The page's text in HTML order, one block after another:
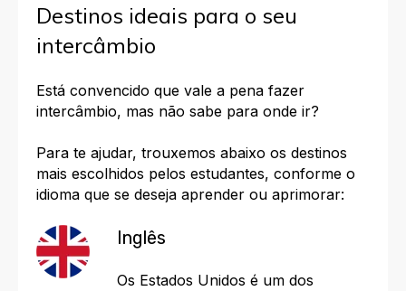
Destinos ideais para o seu
intercâmbio
Está convencido que vale a pena fazer
intercâmbio, mas não sabe para onde ir?
Para te ajudar, trouxemos abaixo os destinos
mais escolhidos pelos estudantes, conforme o
idioma que se deseja aprender ou aprimorar:
Inglês
Os Estados Unidos é um dos